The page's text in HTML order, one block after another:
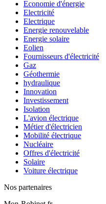
Economie d'énergie
Electricité
Electrique
Energie renouvelable
Energie solaire
Eolien
Fournisseurs d'électricité
Gaz
Géothermie
hydraulique
Innovation
Investissement
Isolation
L'avion électrique
Métier d'électricien
Mobilité électrique
Nucléaire
Offres d'électricité
Solaire
Voiture électrique
Nos partenaires